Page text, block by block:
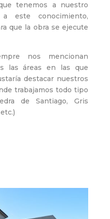
tenemos a nuestro
este conocimiento,
que la obra se ejecute
nos mencionan
las áreas en las que
destacar nuestros
trabajamos todo tipo
de Santiago, Gris